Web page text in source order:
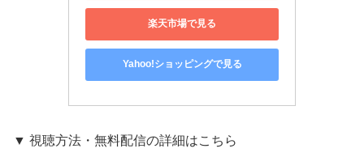
楽天市場で見る
Yahoo!ショッピングで見る
▼ 視聴方法・無料配信の詳細はこちら